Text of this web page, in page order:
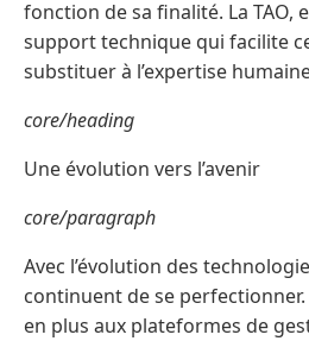
fonction de sa finalité. La TAO,
support technique qui facilite
substituer à l’expertise
core/heading
Une évolution vers l’avenir
core/paragraph
Avec l’évolution des
continuent de se
en plus aux plateformes de